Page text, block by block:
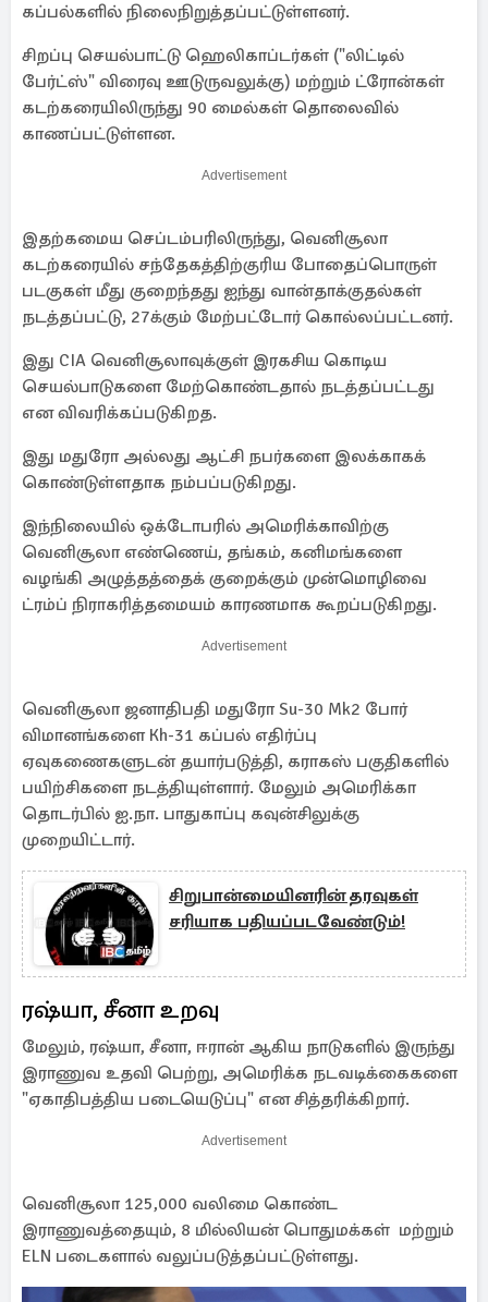
கப்பல்களில் நிலைநிறுத்தப்பட்டுள்ளனர்.
சிறப்பு செயல்பாட்டு ஹெலிகாப்டர்கள் ("லிட்டில்
பேர்ட்ஸ்" விரைவு ஊடுருவலுக்கு) மற்றும் ட்ரோன்கள்
கடற்கரையிலிருந்து 90 மைல்கள் தொலைவில்
காணப்பட்டுள்ளன.
Advertisement
இதற்கமைய செப்டம்பரிலிருந்து, வெனிசூலா
கடற்கரையில் சந்தேகத்திற்குரிய போதைப்பொருள்
படகுகள் மீது குறைந்தது ஐந்து வான்தாக்குதல்கள்
நடத்தப்பட்டு, 27க்கும் மேற்பட்டோர் கொல்லப்பட்டனர்.
இது CIA வெனிசூலாவுக்குள் இரகசிய கொடிய
செயல்பாடுகளை மேற்கொண்டதால் நடத்தப்பட்டது
என விவரிக்கப்படுகிறத.
இது மதுரோ அல்லது ஆட்சி நபர்களை இலக்காகக்
கொண்டுள்ளதாக நம்பப்படுகிறது.
இந்நிலையில் ஒக்டோபரில் அமெரிக்காவிற்கு
வெனிசூலா எண்ணெய், தங்கம், கனிமங்களை
வழங்கி அழுத்தத்தைக் குறைக்கும் முன்மொழிவை
ட்ரம்ப் நிராகரித்தமையம் காரணமாக கூறப்படுகிறது.
Advertisement
வெனிசூலா ஜனாதிபதி மதுரோ Su-30 Mk2 போர்
விமானங்களை Kh-31 கப்பல் எதிர்ப்பு
ஏவுகணைகளுடன் தயார்படுத்தி, கராகஸ் பகுதிகளில்
பயிற்சிகளை நடத்தியுள்ளார். மேலும் அமெரிக்கா
தொடர்பில் ஐ.நா. பாதுகாப்பு கவுன்சிலுக்கு
முறையிட்டார்.
சிறுபான்மையினரின் தரவுகள்
சரியாக பதியப்படவேண்டும்!
ரஷ்யா, சீனா உறவு
மேலும், ரஷ்யா, சீனா, ஈரான் ஆகிய நாடுகளில் இருந்து
இராணுவ உதவி பெற்று, அமெரிக்க நடவடிக்கைகளை
"ஏகாதிபத்திய படையெடுப்பு" என சித்தரிக்கிறார்.
Advertisement
வெனிசூலா 125,000 வலிமை கொண்ட
இராணுவத்தையும், 8 மில்லியன் பொதுமக்கள் மற்றும்
ELN படைகளால் வலுப்படுத்தப்பட்டுள்ளது.